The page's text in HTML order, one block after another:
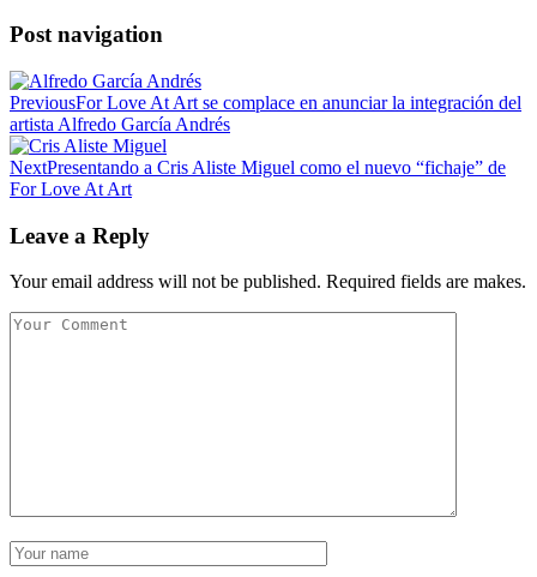
Post navigation
PreviousFor Love At Art se complace en anunciar la integración del
artista Alfredo García Andrés
NextPresentando a Cris Aliste Miguel como el nuevo “fichaje” de
For Love At Art
Leave a Reply
Your email address will not be published. Required fields are makes.